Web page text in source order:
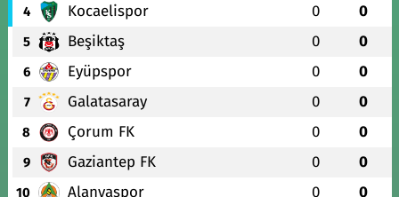
4 Kocaelispor 0 0
5 Beşiktaş 0 0
6 Eyüpspor 0 0
7 Galatasaray 0 0
8 Çorum FK 0 0
9 Gaziantep FK 0 0
10 Alanyaspor 0 0